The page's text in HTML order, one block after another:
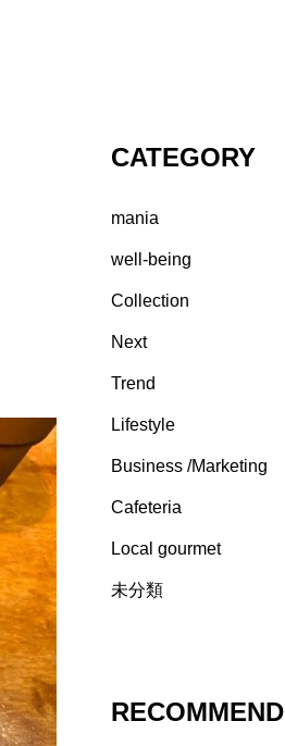
CATEGORY
mania
well-being
Collection
Next
Trend
Lifestyle
Business /Marketing
Cafeteria
Local gourmet
未分類
RECOMMEND